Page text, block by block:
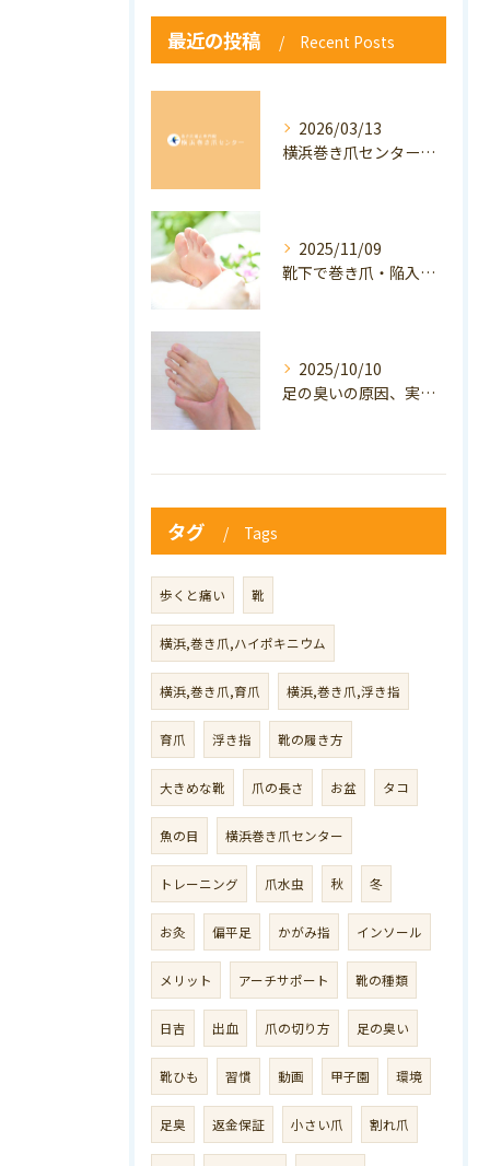
最近の投稿 Recent Posts
2026/03/13
横浜巻き爪センター：専門家が答える「巻き爪・陥入爪」Q&A
2025/11/09
靴下で巻き爪・陥入爪の予防はできる？おすすめの靴下を紹介！
2025/10/10
足の臭いの原因、実は巻き爪かも？ニオイ対策と予防のポイントも解説！
タグ Tags
歩くと痛い 靴
横浜,巻き爪,ハイポキニウム
横浜,巻き爪,育爪 横浜,巻き爪,浮き指
育爪 浮き指 靴の履き方
大きめな靴 爪の長さ お盆 タコ
魚の目 横浜巻き爪センター
トレーニング 爪水虫 秋 冬
お灸 偏平足 かがみ指 インソール
メリット アーチサポート 靴の種類
日吉 出血 爪の切り方 足の臭い
靴ひも 習慣 動画 甲子園 環境
足臭 返金保証 小さい爪 割れ爪